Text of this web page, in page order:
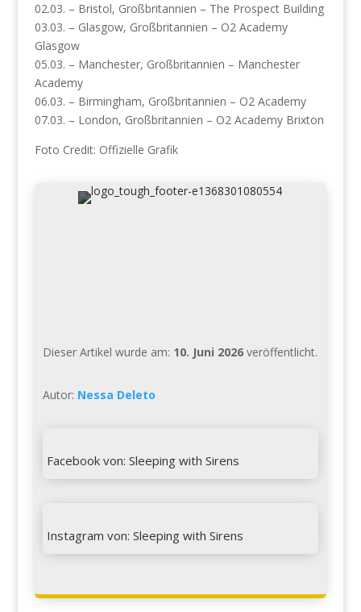
02.03. – Bristol, Großbritannien – The Prospect Building
03.03. – Glasgow, Großbritannien – O2 Academy
Glasgow
05.03. – Manchester, Großbritannien – Manchester
Academy
06.03. – Birmingham, Großbritannien – O2 Academy
07.03. – London, Großbritannien – O2 Academy Brixton
Foto Credit: Offizielle Grafik
Dieser Artikel wurde am: 10. Juni 2026veröffentlicht.
Autor: Nessa Deleto
Facebook von: Sleeping with Sirens
Instagram von: Sleeping with Sirens